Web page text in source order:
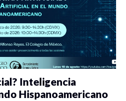
Inteligencia
Hispanoamericano